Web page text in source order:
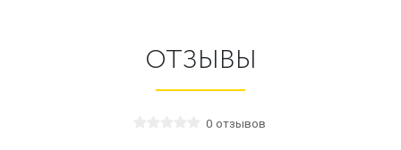
ОТЗЫВЫ
0 отзывов